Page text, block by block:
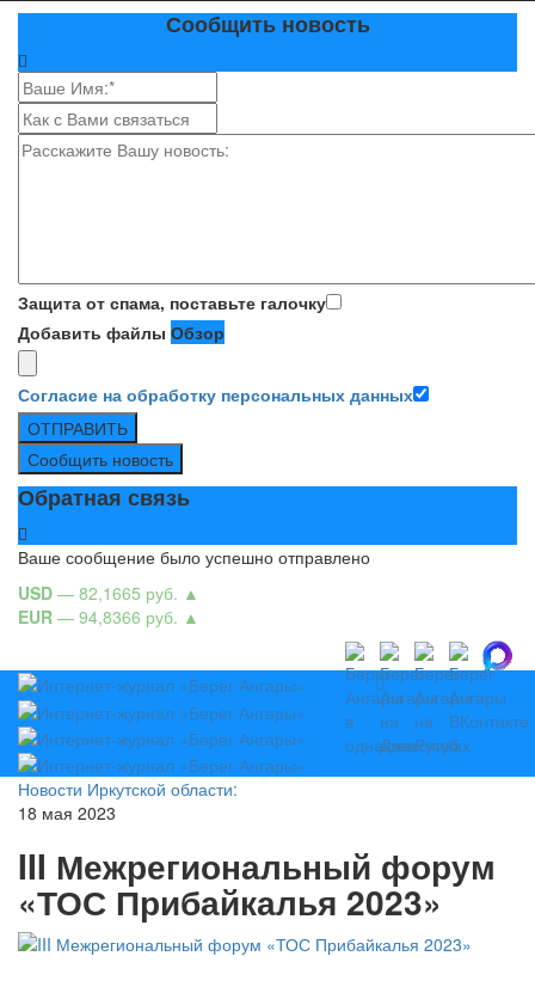
Сообщить новость
Защита от спама, поставьте галочку
Добавить файлы Обзор
Согласие на обработку персональных данных
ОТПРАВИТЬ
Сообщить новость
Обратная связь
Ваше сообщение было успешно отправлено
USD — 82,1665 руб. ▲
EUR — 94,8366 руб. ▲
Новости Иркутской области:
18 мая 2023
III Межрегиональный форум
«ТОС Прибайкалья 2023»